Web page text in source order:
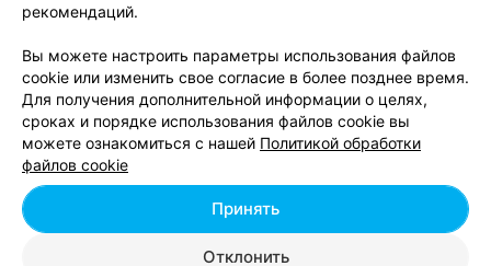
Наваратна
Минск, Старовиленский тракт, 41
РЫЦАРСКИЙ КЛУБ
Орден Северного Храма
Минск, Старовиленский тракт, 41 до 21:00
рекомендаций.
Вы можете настроить параметры использования файлов
cookie или изменить свое согласие в более позднее время.
Для получения дополнительной информации о целях,
сроках и порядке использования файлов cookie вы
можете ознакомиться с нашей Политикой обработки
файлов cookie
Отклонить
Принять